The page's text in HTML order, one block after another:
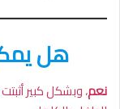
هل
نعم، وبشكل كبير